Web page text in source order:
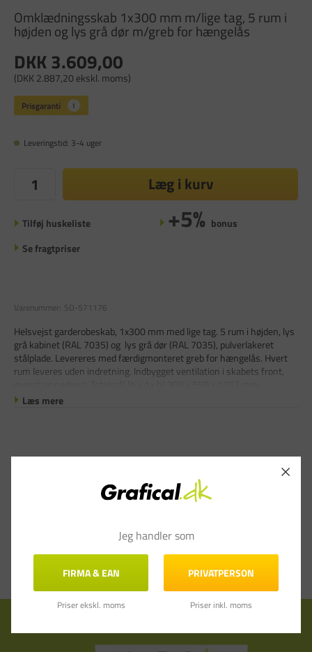
Omklædningsskab 1x300 mm m/lige tag, 5 rum i
højden og lys grå dør m/greb for hængelås
DKK 3.609,00
(DKK 2.887,20 ekskl. moms)
Leveringstid: 3-4 uger
Læg i kurv
Tilføj huskeliste +5% bonus
Se fragtpriser
Varenummer: SD-571176
Helsvejst garderobeskab, 1x300 mm med lige tag. 5 rum i højden, lys
grå kabinet (RAL 7035) og lys grå dør (RAL 7035), pulverlakeret
stålplade. Levereres med færdigmonteret greb for hængelås. Hvert
rum leveres uden indretning. Indbygget ventilation i skabets front,
Læs mere
Jeg handler som
FIRMA & EAN
Priser ekskl. moms
PRIVATPERSON
Priser inkl. moms